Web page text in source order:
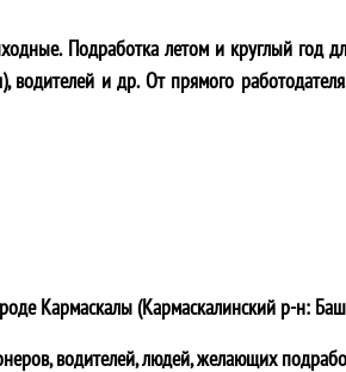
Подработка летом и круглый год
и др. От прямого
Кармаскалы (Кармаскалинский р-н:
водителей, людей, желающих